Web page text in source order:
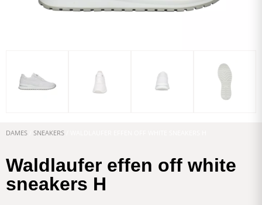
DAMES SNEAKERS
Waldlaufer effen off white
sneakers H